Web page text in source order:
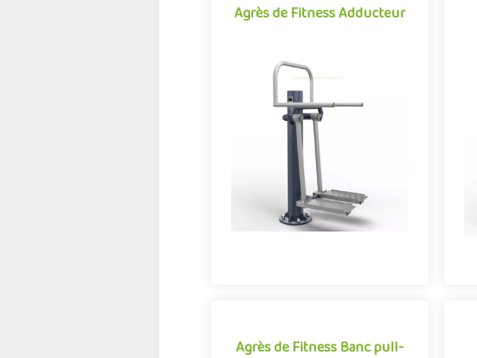
Agrès de Fitness Adducteur
Agrès de Fitness Adducteur
Agrès de fitness de plein air
conjuguant activités sportives et
expériences ludiques, l'Adducteur se
démarque par son caractè..
Offre partenaire
Agrès de Fitness Banc pull-